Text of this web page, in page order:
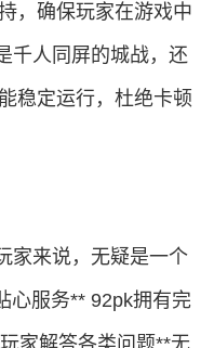
，确保玩家在游戏中
千人同屏的城战，还
稳定运行，杜绝卡顿
家来说，无疑是一个
心服务** 92pk拥有完
家解答各类问题**无